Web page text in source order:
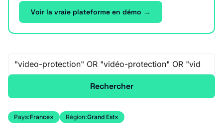
Voir la vraie plateforme en démo →
Recherche libre
Rechercher
Pays:France× Région:Grand Est×